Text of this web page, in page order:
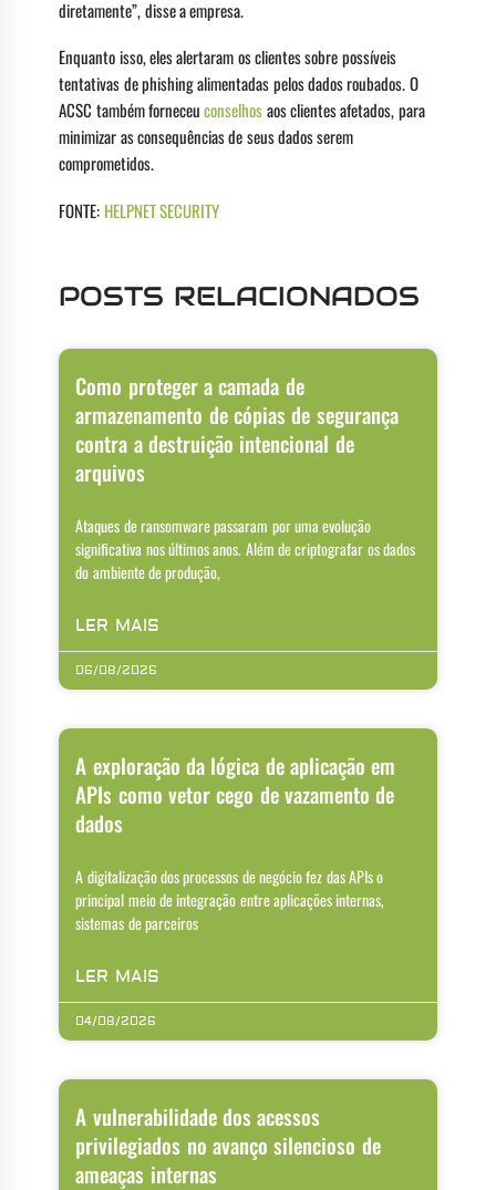
diretamente”, disse a empresa.
Enquanto isso, eles alertaram os clientes sobre possíveis
tentativas de phishing alimentadas pelos dados roubados. O
ACSC também forneceuconselhosaos clientes afetados, para
minimizar as consequências de seus dados serem
comprometidos.
FONTE: HELPNET SECURITY
POSTS RELACIONADOS
Como proteger a camada de
armazenamento de cópias de segurança
contra a destruição intencional de
arquivos
Ataques de ransomware passaram por uma evolução
significativa nos últimos anos. Além de criptografar os dados
do ambiente de produção,
LER MAIS
06/08/2026
A exploração da lógica de aplicação em
APIs como vetor cego de vazamento de
dados
A digitalização dos processos de negócio fez das APIs o
principal meio de integração entre aplicações internas,
sistemas de parceiros
LER MAIS
04/08/2026
A vulnerabilidade dos acessos
privilegiados no avanço silencioso de
ameaças internas